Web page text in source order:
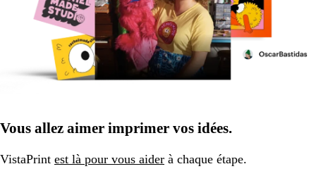
Vous allez aimer imprimer vos idées.
VistaPrint est là pour vous aider à chaque étape.